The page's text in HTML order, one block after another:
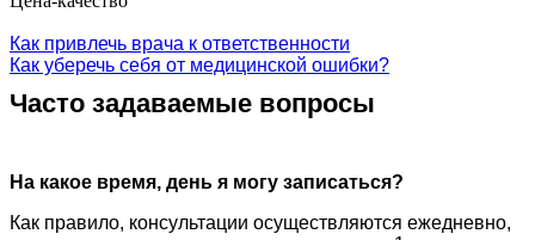
Как привлечь врача к ответственности
Как уберечь себя от медицинской ошибки?
Часто задаваемые вопросы
На какое время, день я могу записаться?
Как правило, консультации осуществляются ежедневно,